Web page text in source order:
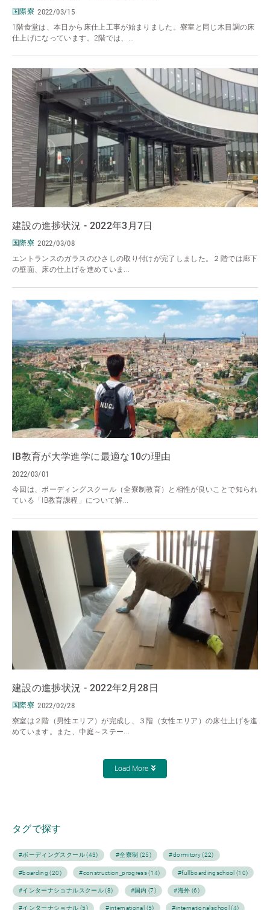
国際寮 2022/03/15
1階食堂は、本日から床仕上工事が始まりました。寮室と同じ木目調の床
仕上げになっています。2階では、...
建設の進捗状況 - 2022年3月7日
国際寮 2022/03/08
エントランスのガラスのひさしの取り付けが完了しました。２階では廊下
の壁面、床の仕上げを進めていま...
IB教育が大学進学に最適な10の理由
2022/03/01
今回は、ボーディングスクール（全寮制教育）と相性が良いことで知られ
ている「IB教育課程」について解...
建設の進捗状況 - 2022年2月28日
国際寮 2022/02/28
寮室は２階（男性エリア）が完成し、３階（女性エリア）の床仕上げを進
めています。また、中庭～ステー...
Load More
タグで探す
#ボーディングスクール (43) #全寮制 (25) #dormitory (22)
#boarding (20) #construction_progress (14) #fullboardingschool (10)
#インターナショナルスクール (8) #国内 (7) #海外 (6)
#インターナショナル (5) #international (5) #internationalschool (4)